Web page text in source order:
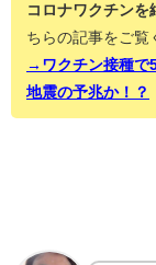
コロナワクチンを
ちらの記事をご覧
→ワクチン接種で
地震の予兆か！？